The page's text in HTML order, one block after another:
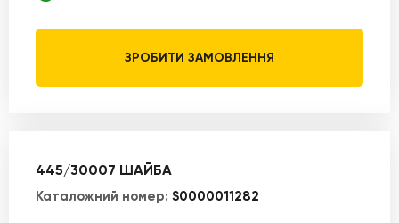
ЗРОБИТИ ЗАМОВЛЕННЯ
445/30007 ШАЙБА
Каталожний номер: S0000011282